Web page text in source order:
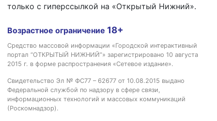
только с гиперссылкой на «Открытый Нижний».
Возрастное ограничение 18+
Средство массовой информации «Городской интерактивный
портал “ОТКРЫТЫЙ НИЖНИЙ”» зарегистрировано 10 августа
2015 г. в форме распространения «Сетевое издание».
Свидетельство Эл № ФС77 – 62677 от 10.08.2015 выдано
Федеральной службой по надзору в сфере связи,
информационных технологий и массовых коммуникаций
(Роскомнадзор).